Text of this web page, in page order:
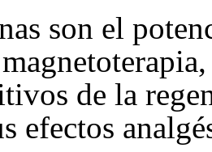
son el
de la
efectos